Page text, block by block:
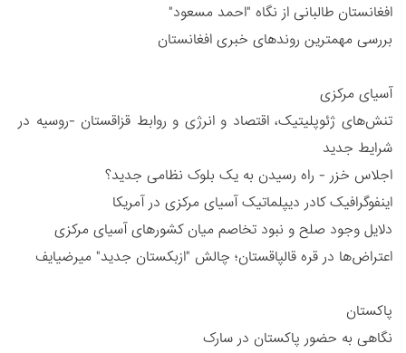
افغانستان طالبانی از نگاه "احمد مسعود"
بررسی مهمترین روندهای خبری افغانستان
آسیای مرکزی
تنش‌های ژئوپلیتیک، اقتصاد و انرژی و روابط قزاقستان -روسیه در
شرایط جدید
اجلاس خزر - راه رسیدن به یک بلوک نظامی جدید؟
اینفوگرافیک کادر دیپلماتیک آسیای مرکزی در آمریکا
دلایل وجود صلح و نبود تخاصم میان کشورهای آسیای مرکزی
اعتراض‌ها در قره قالپاقستان؛ چالش "ازبکستان جدید" میرضیایف
پاکستان
نگاهی به حضور پاکستان در سارک